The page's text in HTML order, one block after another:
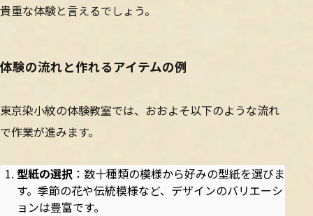
貴重な体験と言えるでしょう。
体験の流れと作れるアイテムの例
東京染小紋の体験教室では、おおよそ以下のような流れ
で作業が進みます。
型紙の選択 ：数十種類の模様から好みの型紙を選びま
す。季節の花や伝統模様など、デザインのバリエーシ
ョンは豊富です。